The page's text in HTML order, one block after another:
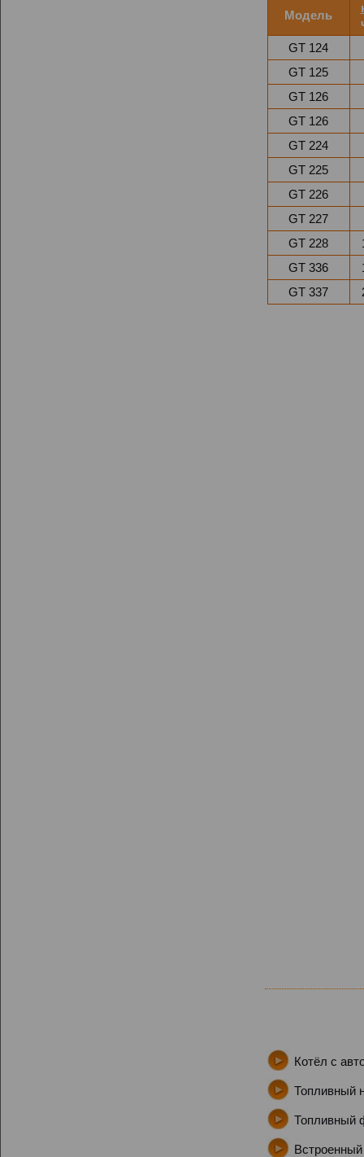
Модель
GT 124
GT 125
GT 126
GT 126
GT 224
GT 225
GT 226
GT 227
GT 228
GT 336
GT 337
Котёл с
Топливный
Топливный
Встроенный